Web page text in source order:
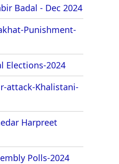
Badal - Dec 2024
Punishment-
Elections-2024
attack-Khalistani-
Harpreet
Polls-2024